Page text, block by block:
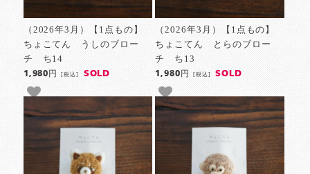
（2026年3月）【1点もの】
ちょこてん うしのブロー
チ ち14
1,980円[税込] SOLD
（2026年3月）【1点もの】
ちょこてん とらのブロー
チ ち13
1,980円 [税込] SOLD